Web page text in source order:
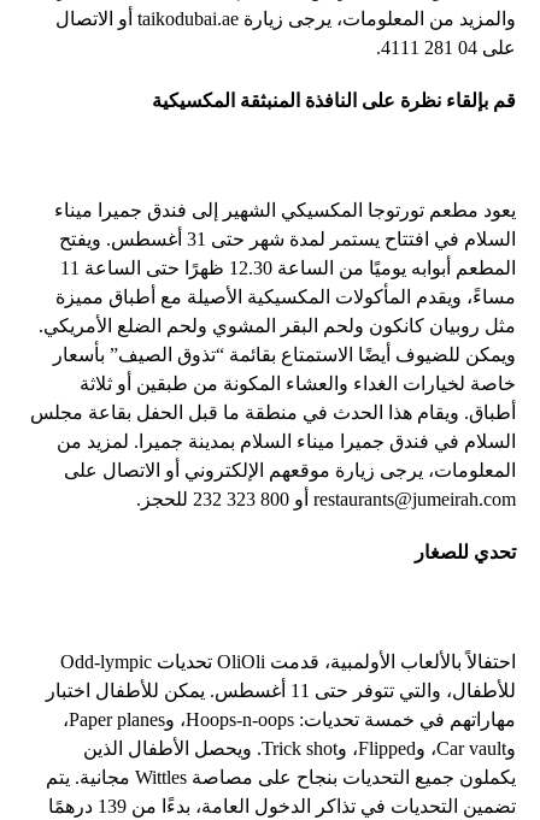
والمزيد من المعلومات، يرجى زيارة taikodubai.ae أو الاتصال
على 04 281 4111.
قم بإلقاء نظرة على النافذة المنبثقة المكسيكية
يعود مطعم تورتوجا المكسيكي الشهير إلى فندق جميرا ميناء
السلام في افتتاح يستمر لمدة شهر حتى 31 أغسطس. ويفتح
المطعم أبوابه يوميًا من الساعة 12.30 ظهرًا حتى الساعة 11
مساءً، ويقدم المأكولات المكسيكية الأصيلة مع أطباق مميزة
مثل روبيان كانكون ولحم البقر المشوي ولحم الضلع الأمريكي.
ويمكن للضيوف أيضًا الاستمتاع بقائمة “تذوق الصيف” بأسعار
خاصة لخيارات الغداء والعشاء المكونة من طبقين أو ثلاثة
أطباق. ويقام هذا الحدث في منطقة ما قبل الحفل بقاعة مجلس
السلام في فندق جميرا ميناء السلام بمدينة جميرا. لمزيد من
المعلومات، يرجى زيارة موقعهم الإلكتروني أو الاتصال على
restaurants@jumeirah.com أو 800 323 232 للحجز.
تحدي للصغار
احتفالاً بالألعاب الأولمبية، قدمت OliOli تحديات Odd-lympic
للأطفال، والتي تتوفر حتى 11 أغسطس. يمكن للأطفال اختبار
مهاراتهم في خمسة تحديات: Hoops-n-oops، وPaper planes،
وCar vault، وFlipped، وTrick shot. ويحصل الأطفال الذين
يكملون جميع التحديات بنجاح على مصاصة Wittles مجانية. يتم
تضمين التحديات في تذاكر الدخول العامة، بدءًا من 139 درهمًا